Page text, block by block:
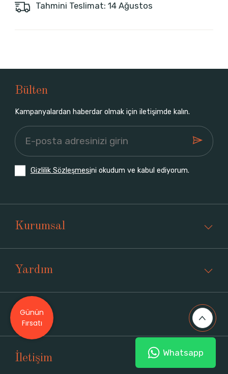
Tahmini Teslimat: 14 Ağustos
Bülten
Kampanyalardan haberdar olmak için iletişimde kalın.
Gizlilik Sözleşmesini okudum ve kabul ediyorum.
Kurumsal
Yardım
Üyelik
İletişim Whatsapp
Günün
Fırsatı